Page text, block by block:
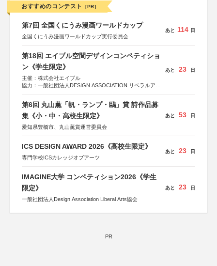
おすすめのコンテスト [PR]
第7回 全国くにうみ漫画ワールドカップ
全国くにうみ漫画ワールドカップ実行委員会
あと 114 日
第18回 エイブル空間デザインコンペティショ
ン《学生限定》
主催：株式会社エイブル
協力：一般社団法人DESIGN ASSOCIATION リベラルアー
運営：TOKYO COMPANY株式会社
あと 23 日
第6回 丸山薫「帆・ランプ・鷗」賞 詩作品募
集《小・中・高校生限定》
愛知県豊橋市、丸山薫賞運営委員会
あと 53 日
ICS DESIGN AWARD 2026《高校生限定》
専門学校ICSカレッジオブアーツ
あと 23 日
IMAGINE大学 コンペティション2026《学生
限定》
一般社団法人Design Association Liberal Arts協会
あと 23 日
PR